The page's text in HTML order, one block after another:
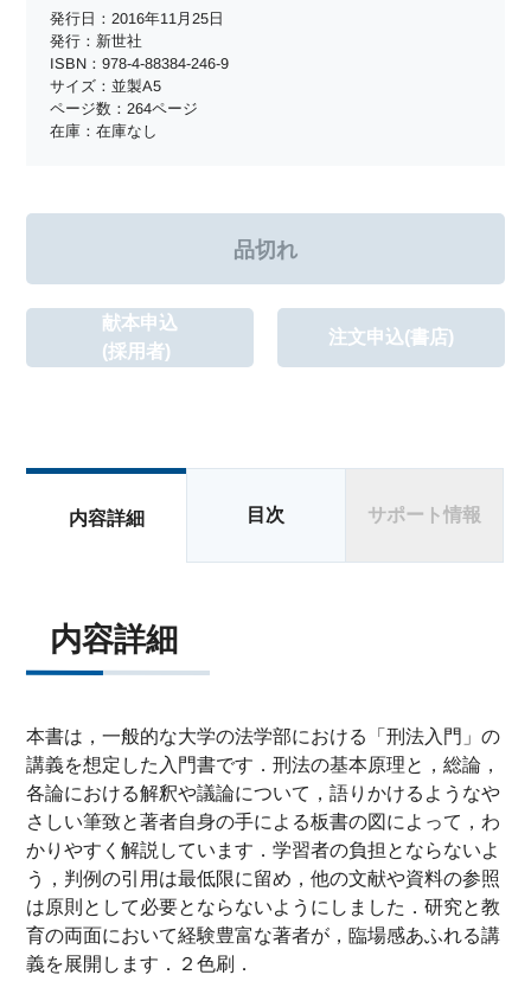
発行日：2016年11月25日
発行：新世社
ISBN：978-4-88384-246-9
サイズ：並製A5
ページ数：264ページ
在庫：在庫なし
献本申込
(採用者)
注文申込(書店)
内容詳細 目次 サポート情報
内容詳細
本書は，一般的な大学の法学部における「刑法入門」の
講義を想定した入門書です．刑法の基本原理と，総論，
各論における解釈や議論について，語りかけるようなや
さしい筆致と著者自身の手による板書の図によって，わ
かりやすく解説しています．学習者の負担とならないよ
う，判例の引用は最低限に留め，他の文献や資料の参照
は原則として必要とならないようにしました．研究と教
育の両面において経験豊富な著者が，臨場感あふれる講
義を展開します．２色刷．